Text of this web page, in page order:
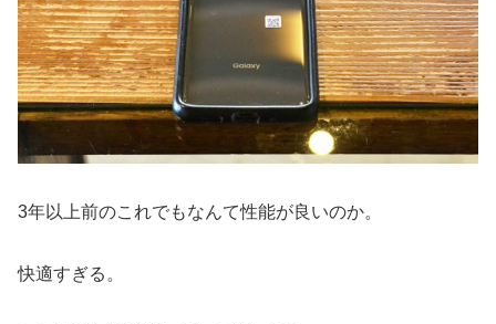
3年以上前のこれでもなんて性能が良いのか。
快適すぎる。